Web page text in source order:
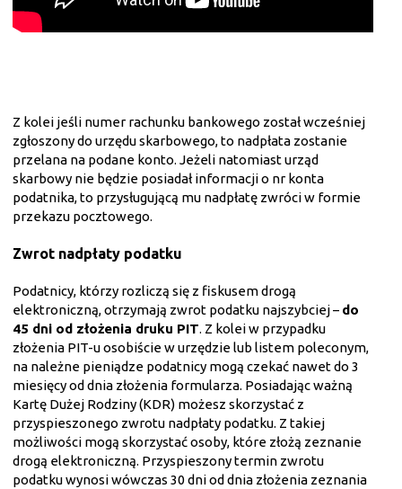
Z kolei jeśli numer rachunku bankowego został wcześniej
zgłoszony do urzędu skarbowego, to nadpłata zostanie
przelana na podane konto. Jeżeli natomiast urząd
skarbowy nie będzie posiadał informacji o nr konta
podatnika, to przysługującą mu nadpłatę zwróci w formie
przekazu pocztowego.
Zwrot nadpłaty podatku
Podatnicy, którzy rozliczą się z fiskusem drogą
elektroniczną, otrzymają zwrot podatku najszybciej – do
45 dni od złożenia druku PIT. Z kolei w przypadku
złożenia PIT-u osobiście w urzędzie lub listem poleconym,
na należne pieniądze podatnicy mogą czekać nawet do 3
miesięcy od dnia złożenia formularza. Posiadając ważną
Kartę Dużej Rodziny (KDR) możesz skorzystać z
przyspieszonego zwrotu nadpłaty podatku. Z takiej
możliwości mogą skorzystać osoby, które złożą zeznanie
drogą elektroniczną. Przyspieszony termin zwrotu
podatku wynosi wówczas 30 dni od dnia złożenia zeznania